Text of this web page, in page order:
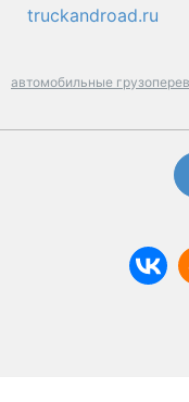
truckandroad.ru
автомобильные